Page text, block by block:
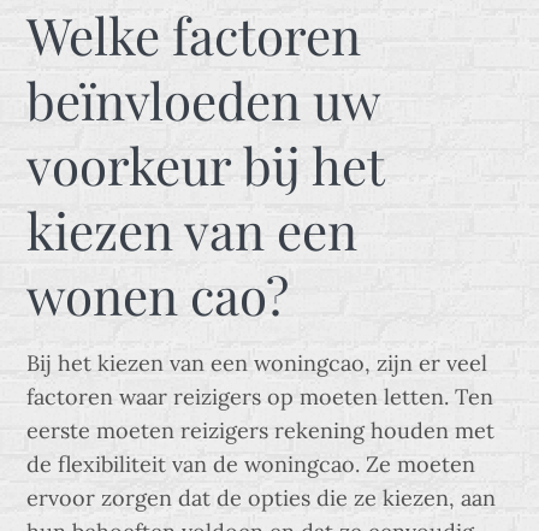
Welke factoren
beïnvloeden uw
voorkeur bij het
kiezen van een
wonen cao?
Bij het kiezen van een woningcao, zijn er veel
factoren waar reizigers op moeten letten. Ten
eerste moeten reizigers rekening houden met
de flexibiliteit van de woningcao. Ze moeten
ervoor zorgen dat de opties die ze kiezen, aan